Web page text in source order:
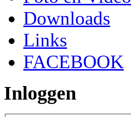
Downloads
Links
FACEBOOK
Inloggen